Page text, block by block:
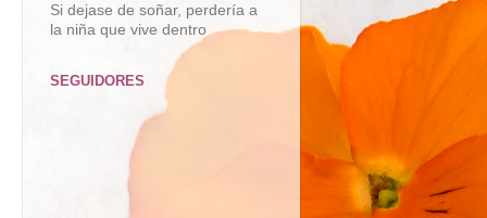
Si dejase de soñar, perdería a
la niña que vive dentro
SEGUIDORES